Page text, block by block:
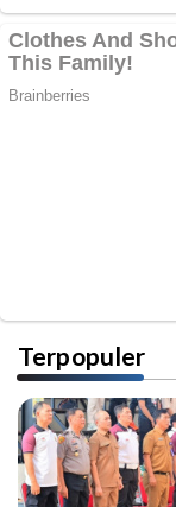
Terpopuler